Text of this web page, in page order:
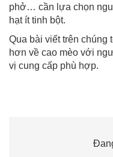
phở… cần lựa chọn
hạt ít tinh bột.
Qua bài viết trên chúng
hơn về cao mèo với
vị cung cấp phù hợp.